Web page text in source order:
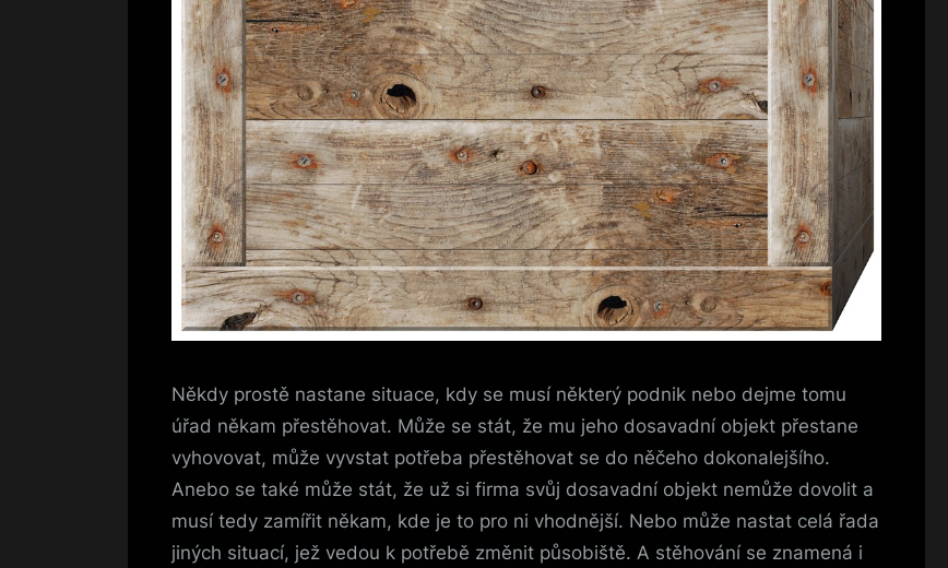
Někdy prostě nastane situace, kdy se musí některý podnik nebo dejme tomu
úřad někam přestěhovat. Může se stát, že mu jeho dosavadní objekt přestane
vyhovovat, může vyvstat potřeba přestěhovat se do něčeho dokonalejšího.
Anebo se také může stát, že už si firma svůj dosavadní objekt nemůže dovolit a
musí tedy zamířit někam, kde je to pro ni vhodnější. Nebo může nastat celá řada
jiných situací, jež vedou k potřebě změnit působiště. A stěhování se znamená i